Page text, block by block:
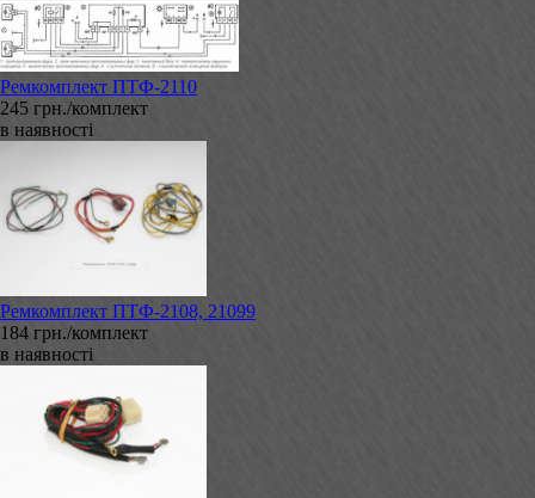
Ремкомплект ПТФ-2110
245 грн./комплект
в наявності
Ремкомплект ПТФ-2108, 21099
184 грн./комплект
в наявності